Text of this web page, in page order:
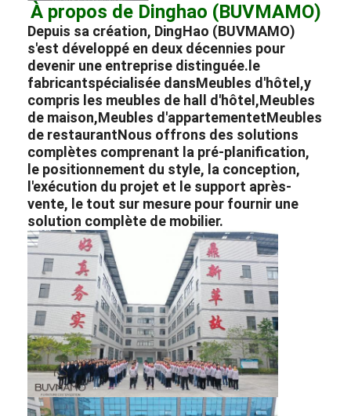
À propos de Dinghao (BUVMAMO)
Depuis sa création, DingHao (BUVMAMO)
s'est développé en deux décennies pour
devenir une entreprise distinguée. le
fabricantspécialisée dansMeubles d'hôtel ,y
compris les meubles de hall d'hôtel ,Meubles
de maison,Meubles d'appartementetMeubles
de restaurantNous offrons des solutions
complètes comprenant la pré-planification,
le positionnement du style, la conception,
l'exécution du projet et le support après-
vente, le tout sur mesure pour fournir une
solution complète de mobilier.